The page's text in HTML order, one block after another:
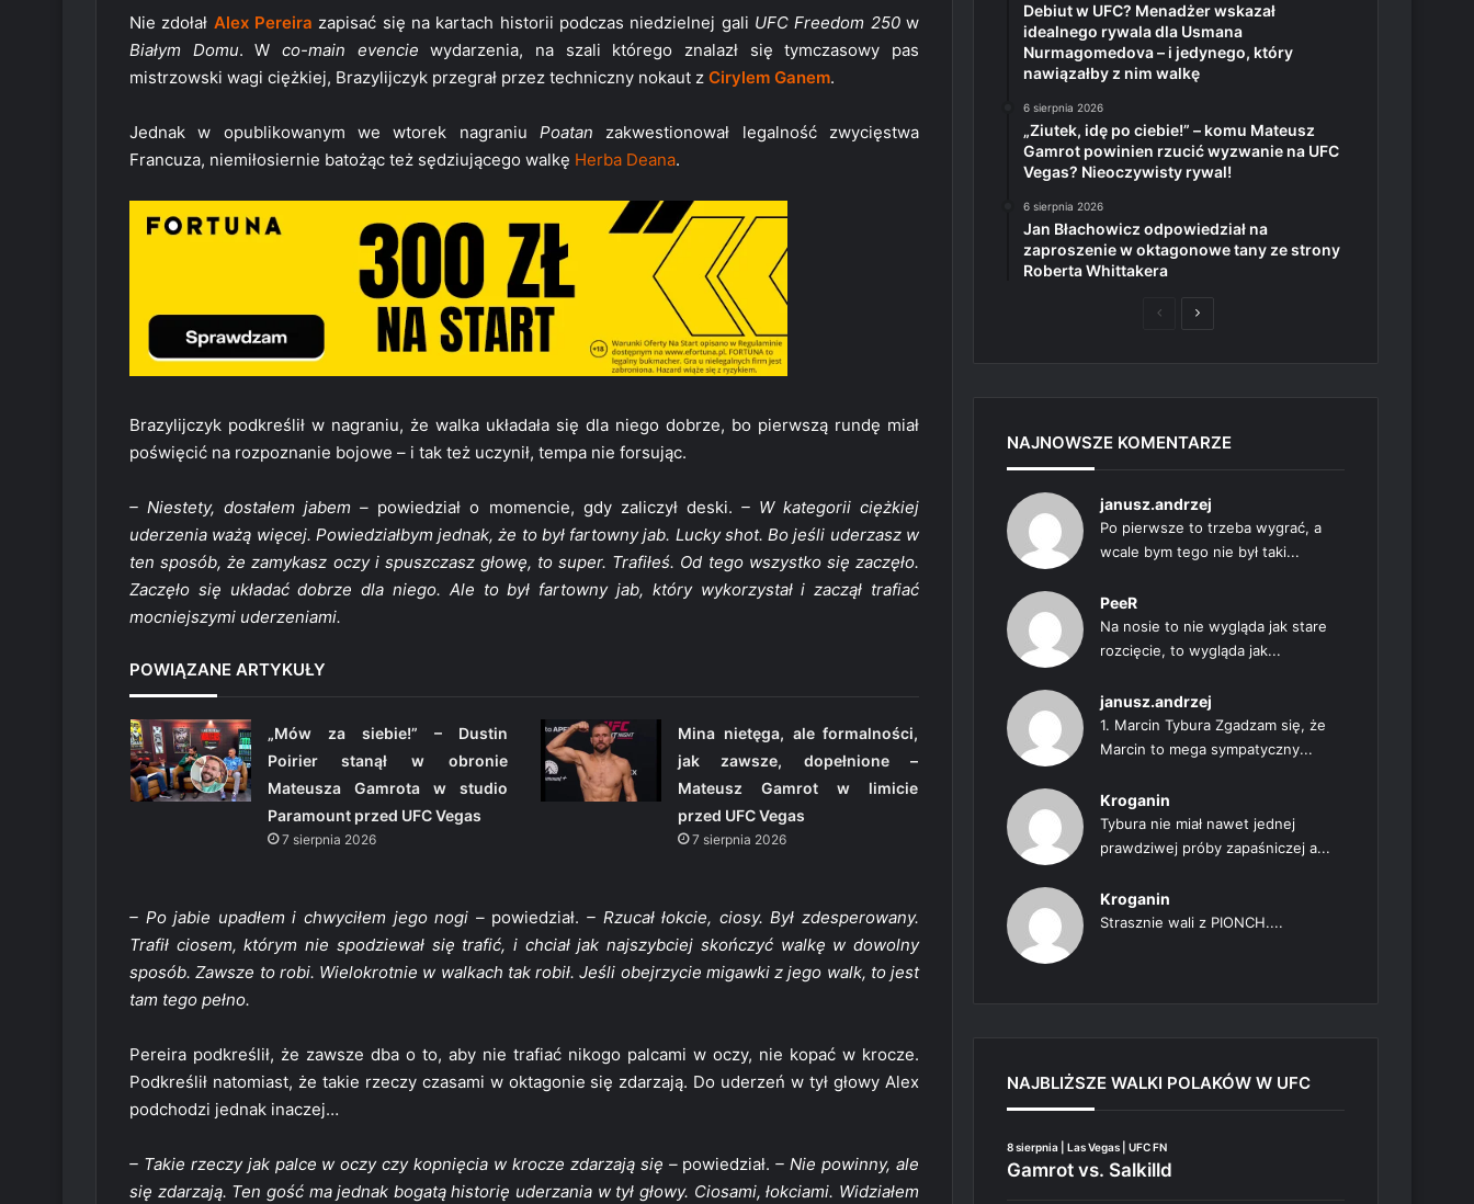
Nie zdołał Alex Pereira zapisać się na kartach historii podczas niedzielnej gali UFC Freedom 250w
Białym Domu. Wco-main evencie wydarzenia, na szali którego znalazł się tymczasowy pas
mistrzowski wagi ciężkiej, Brazylijczyk przegrał przez techniczny nokaut z Cirylem Ganem.
Jednak w opublikowanym we wtorek nagraniu Poatan zakwestionował legalność zwycięstwa
Francuza, niemiłosiernie batożąc też sędziującego walkę Herba Deana.
Brazylijczyk podkreślił w nagraniu, że walka układała się dla niego dobrze, bo pierwszą rundę miał
poświęcić na rozpoznanie bojowe – i tak też uczynił, tempa nie forsując.
– Niestety, dostałem jabem – powiedział o momencie, gdy zaliczył deski. – W kategorii ciężkiej
uderzenia ważą więcej. Powiedziałbym jednak, że to był fartowny jab. Lucky shot. Bo jeśli uderzasz w
ten sposób, że zamykasz oczy i spuszczasz głowę, to super. Trafiłeś. Od tego wszystko się zaczęło.
Zaczęło się układać dobrze dla niego. Ale to był fartowny jab, który wykorzystał i zaczął trafiać
mocniejszymi uderzeniami.
POWIĄZANE ARTYKUŁY
„Mów za siebie!” – Dustin
Poirier stanął w obronie
Mateusza Gamrota w studio
Paramount przed UFC Vegas
7 sierpnia 2026
Mina nietęga, ale formalności,
jak zawsze, dopełnione –
Mateusz Gamrot w limicie
przed UFC Vegas
7 sierpnia 2026
– Po jabie upadłem i chwyciłem jego nogi –powiedział.– Rzucał łokcie, ciosy. Był zdesperowany.
Trafił ciosem, którym nie spodziewał się trafić, i chciał jak najszybciej skończyć walkę w dowolny
sposób. Zawsze to robi. Wielokrotnie w walkach tak robił. Jeśli obejrzycie migawki z jego walk, to jest
tam tego pełno.
Pereira podkreślił, że zawsze dba o to, aby nie trafiać nikogo palcami w oczy, nie kopać w krocze.
Podkreślił natomiast, że takie rzeczy czasami w oktagonie się zdarzają. Do uderzeń w tył głowy Alex
podchodzi jednak inaczej…
– Takie rzeczy jak palce w oczy czy kopnięcia w krocze zdarzają się –powiedział.– Nie powinny, ale
się zdarzają. Ten gość ma jednak bogatą historię uderzania w tył głowy. Ciosami, łokciami. Widziałem
Debiut w UFC? Menadżer wskazał
idealnego rywala dla Usmana
Nurmagomedova – i jedynego, który
nawiązałby z nim walkę
6 sierpnia 2026
„Ziutek, idę po ciebie!” – komu Mateusz
Gamrot powinien rzucić wyzwanie na UFC
Vegas? Nieoczywisty rywal!
6 sierpnia 2026
Jan Błachowicz odpowiedział na
zaproszenie w oktagonowe tany ze strony
Roberta Whittakera
PoprzedniaNastępna
NAJNOWSZE KOMENTARZE
janusz.andrzej
Po pierwsze to trzeba wygrać, a
wcale bym tego nie był taki...
PeeR
Na nosie to nie wygląda jak stare
rozcięcie, to wygląda jak...
janusz.andrzej
1. Marcin Tybura Zgadzam się, że
Marcin to mega sympatyczny...
Kroganin
Tybura nie miał nawet jednej
prawdziwej próby zapaśniczej a...
Kroganin
Strasznie wali z PIONCH....
NAJBLIŻSZE WALKI POLAKÓW W UFC
8 sierpnia | Las Vegas | UFC FN
Gamrot vs. Salkilld